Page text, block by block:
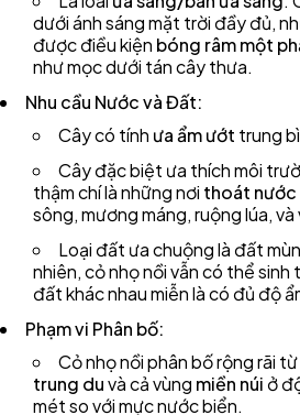
dưới ánh sáng mặt trời đầy đủ,
được điều kiện bóng râm một
như mọc dưới tán cây thưa.
Nhu cầu Nước và Đất:
Cây có tính ưa ẩm ướt trung
Cây đặc biệt ưa thích môi
thậm chí là những nơi thoát nước
sông, mương máng, ruộng lúa,
Loại đất ưa chuộng là đất
nhiên, cỏ nhọ nồi vẫn có thể
đất khác nhau miễn là có đủ độ
Phạm vi Phân bố:
Cỏ nhọ nồi phân bố rộng rãi
trung duvà cả vùng miền núi ở
mét so với mực nước biển.